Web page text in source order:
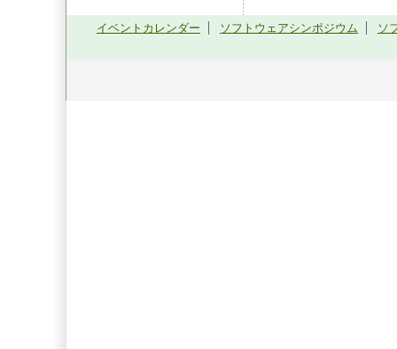
イベントカレンダー ソフトウェアシンポジウム ソ